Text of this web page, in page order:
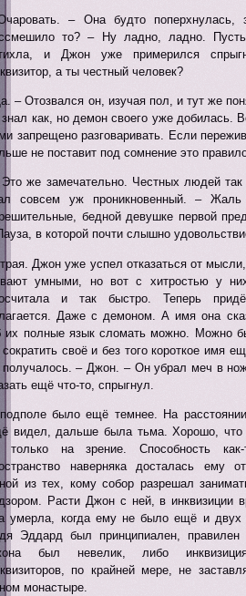
– Она будто поперхнулась,
то? – Ну ладно, ладно.
и Джон уже примерился
а ты честный человек?
– Отозвался он, изучая пол, и тут же
как, но демон своего уже добилась.
запрещено разговаривать. Если
не поставит под сомнение это
же замечательно. Честных людей
совсем уж проникновенный. –
бедной девушке первой
в которой почти слышно
Джон уже успел отказаться от
умными, но вот с хитростью у
и так быстро. Теперь
Даже с демоном. А имя она
их полные язык сломать можно. Можно
своё и без того короткое имя
получалось. – Джон. – Он убрал меч в
ещё что-то, спрыгнул.
было ещё темнее. На
видел, дальше была тьма. Хорошо, что
только на зрение. Способность
наверняка досталась ему
из тех, кому собор разрешал
Расти Джон с ней, в инквизиции
умерла, когда ему не было ещё и двух
Эддард был принципиален,
был невелик, либо
по крайней мере, не
монастыре.